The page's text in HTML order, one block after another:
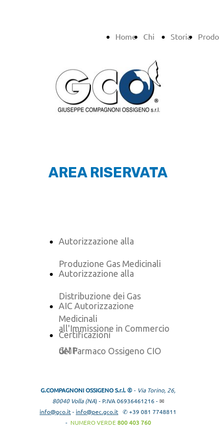
G.COMPAGNONI OSSIGENO S.r.l. ®︎ - Via Torino, 26,
80040 Volla (NA) - P.IVA 06936461216 -✉︎
info@gco.it- info@pec.gco.it ✆ +39 081 7748811
- NUMERO VERDE 800 403 760
Home Chi
siamo
Storia
AREA RISERVATA
Autorizzazione alla
Produzione Gas Medicinali
Autorizzazione alla
Distribuzione dei Gas
Medicinali
AIC Autorizzazione
all'Immissione in Commercio
del Farmaco Ossigeno CIO
Certificazioni
GMP